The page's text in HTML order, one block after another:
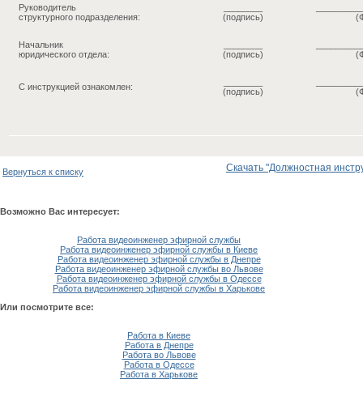
Руководитель
структурного подразделения:
(подпись)
Начальник
юридического отдела:
(подпись)
С инструкцией ознакомлен:
(подпись)
Вернуться к списку Скачать "Должностная
Возможно Вас интересует:
Работа видеоинженер эфирной службы
Работа видеоинженер эфирной службы в Киеве
Работа видеоинженер эфирной службы в Днепре
Работа видеоинженер эфирной службы во Львове
Работа видеоинженер эфирной службы в Одессе
Работа видеоинженер эфирной службы в Харькове
Или посмотрите все:
Работа в Киеве
Работа в Днепре
Работа во Львове
Работа в Одессе
Работа в Харькове